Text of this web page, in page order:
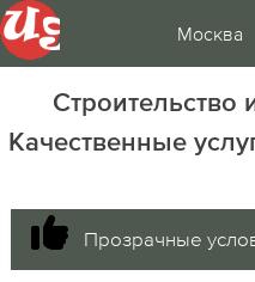
Москва
Строительство
Качественные
Прозрачные